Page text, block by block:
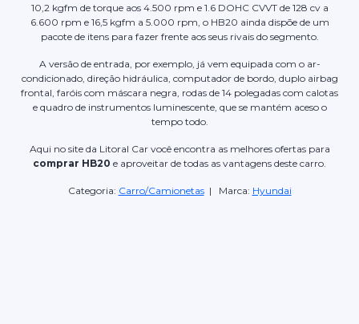
10,2 kgfm de torque aos 4.500 rpm e 1.6 DOHC CVVT de 128 cv a
6.600 rpm e 16,5 kgfm a 5.000 rpm, o HB20 ainda dispõe de um
pacote de itens para fazer frente aos seus rivais do segmento.
A versão de entrada, por exemplo, já vem equipada com o ar-
condicionado, direção hidráulica, computador de bordo, duplo airbag
frontal, faróis com máscara negra, rodas de 14 polegadas com calotas
e quadro de instrumentos luminescente, que se mantém aceso o
tempo todo.
Aqui no site da Litoral Car você encontra as melhores ofertas para
comprar HB20 e aproveitar de todas as vantagens deste carro.
Categoria: Carro/Camionetas| Marca: Hyundai